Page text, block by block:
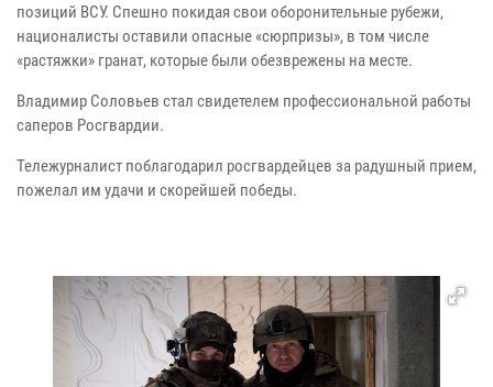
позиций ВСУ. Спешно покидая свои оборонительные рубежи,
националисты оставили опасные «сюрпризы», в том числе
«растяжки» гранат, которые были обезврежены на месте.
Владимир Соловьев стал свидетелем профессиональной работы
саперов Росгвардии.
Тележурналист поблагодарил росгвардейцев за радушный прием,
пожелал им удачи и скорейшей победы.